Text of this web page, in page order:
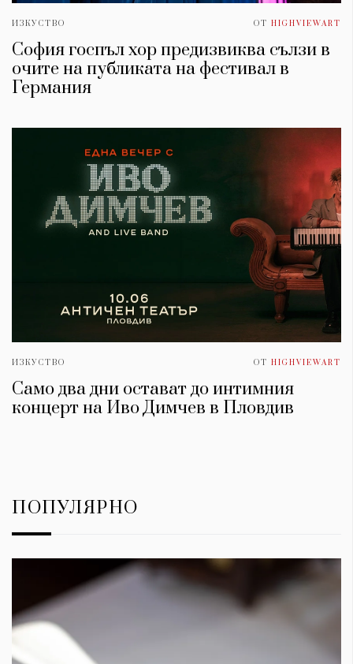
ИЗКУСТВО ОТ HIGHVIEWART
София госпъл хор предизвиква сълзи в
очите на публиката на фестивал в
Германия
ИЗКУСТВО ОТ HIGHVIEWART
Само два дни остават до интимния
концерт на Иво Димчев в Пловдив
ПОПУЛЯРНО